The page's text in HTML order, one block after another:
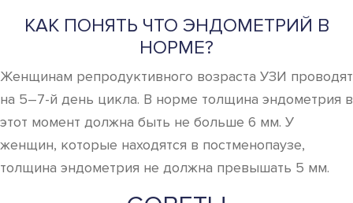
КАК ПОНЯТЬ ЧТО ЭНДОМЕТРИЙ В
НОРМЕ?
Женщинам репродуктивного возраста УЗИ проводят
на 5–7-й день цикла. В норме толщина эндометрия в
этот момент должна быть не больше 6 мм. У
женщин, которые находятся в постменопаузе,
толщина эндометрия не должна превышать 5 мм.